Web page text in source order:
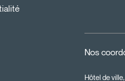
Nos
Hôtel de